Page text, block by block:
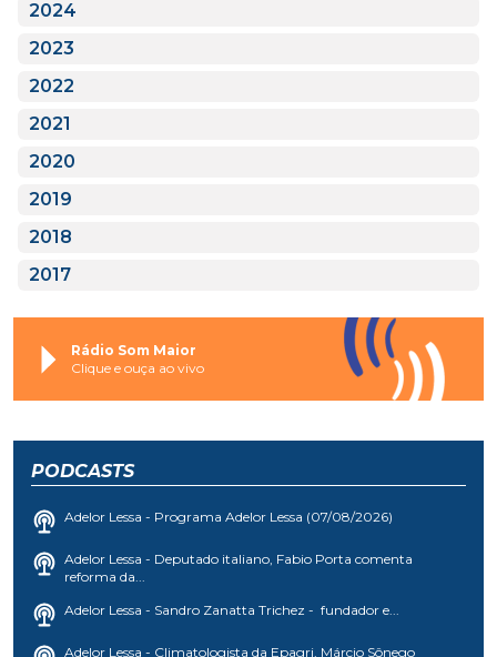
2024
2023
2022
2021
2020
2019
2018
2017
Rádio Som Maior
Clique e ouça ao vivo
PODCASTS
Adelor Lessa - Programa Adelor Lessa (07/08/2026)
Adelor Lessa - Deputado italiano, Fabio Porta comenta
reforma da...
Adelor Lessa - Sandro Zanatta Trichez - fundador e...
Adelor Lessa - Climatologista da Epagri, Márcio Sônego